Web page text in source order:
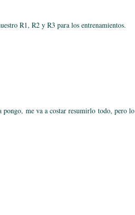
R1, R2 y R3 para los entrenamientos.
pongo, me va a costar resumirlo todo, pero lo